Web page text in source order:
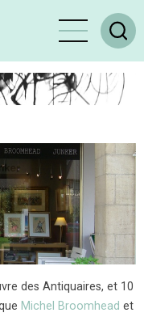
des Antiquaires, et 10
Michel Broomhead et